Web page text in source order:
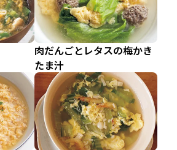
肉だんごとレタスの梅かき
たま汁